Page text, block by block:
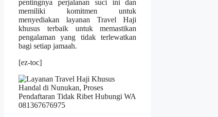
pentingnya perjalanan suci ini dan
memiliki komitmen untuk
menyediakan layanan Travel Haji
khusus terbaik untuk memastikan
pengalaman yang tidak terlewatkan
bagi setiap jamaah.
[ez-toc]